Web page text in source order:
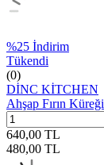
%25 İndirim
Tükendi
(0)
DİNC KİTCHEN
Ahşap Fırın Küreği
640,00 TL
480,00 TL